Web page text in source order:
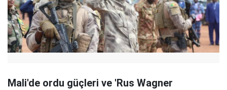
Mali'de ordu güçleri ve 'Rus Wagner